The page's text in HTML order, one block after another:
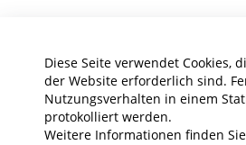
Diese Seite verwendet Cookies,
der Website erforderlich sind.
Nutzungsverhalten in einem
protokolliert werden.
Weitere Informationen finden